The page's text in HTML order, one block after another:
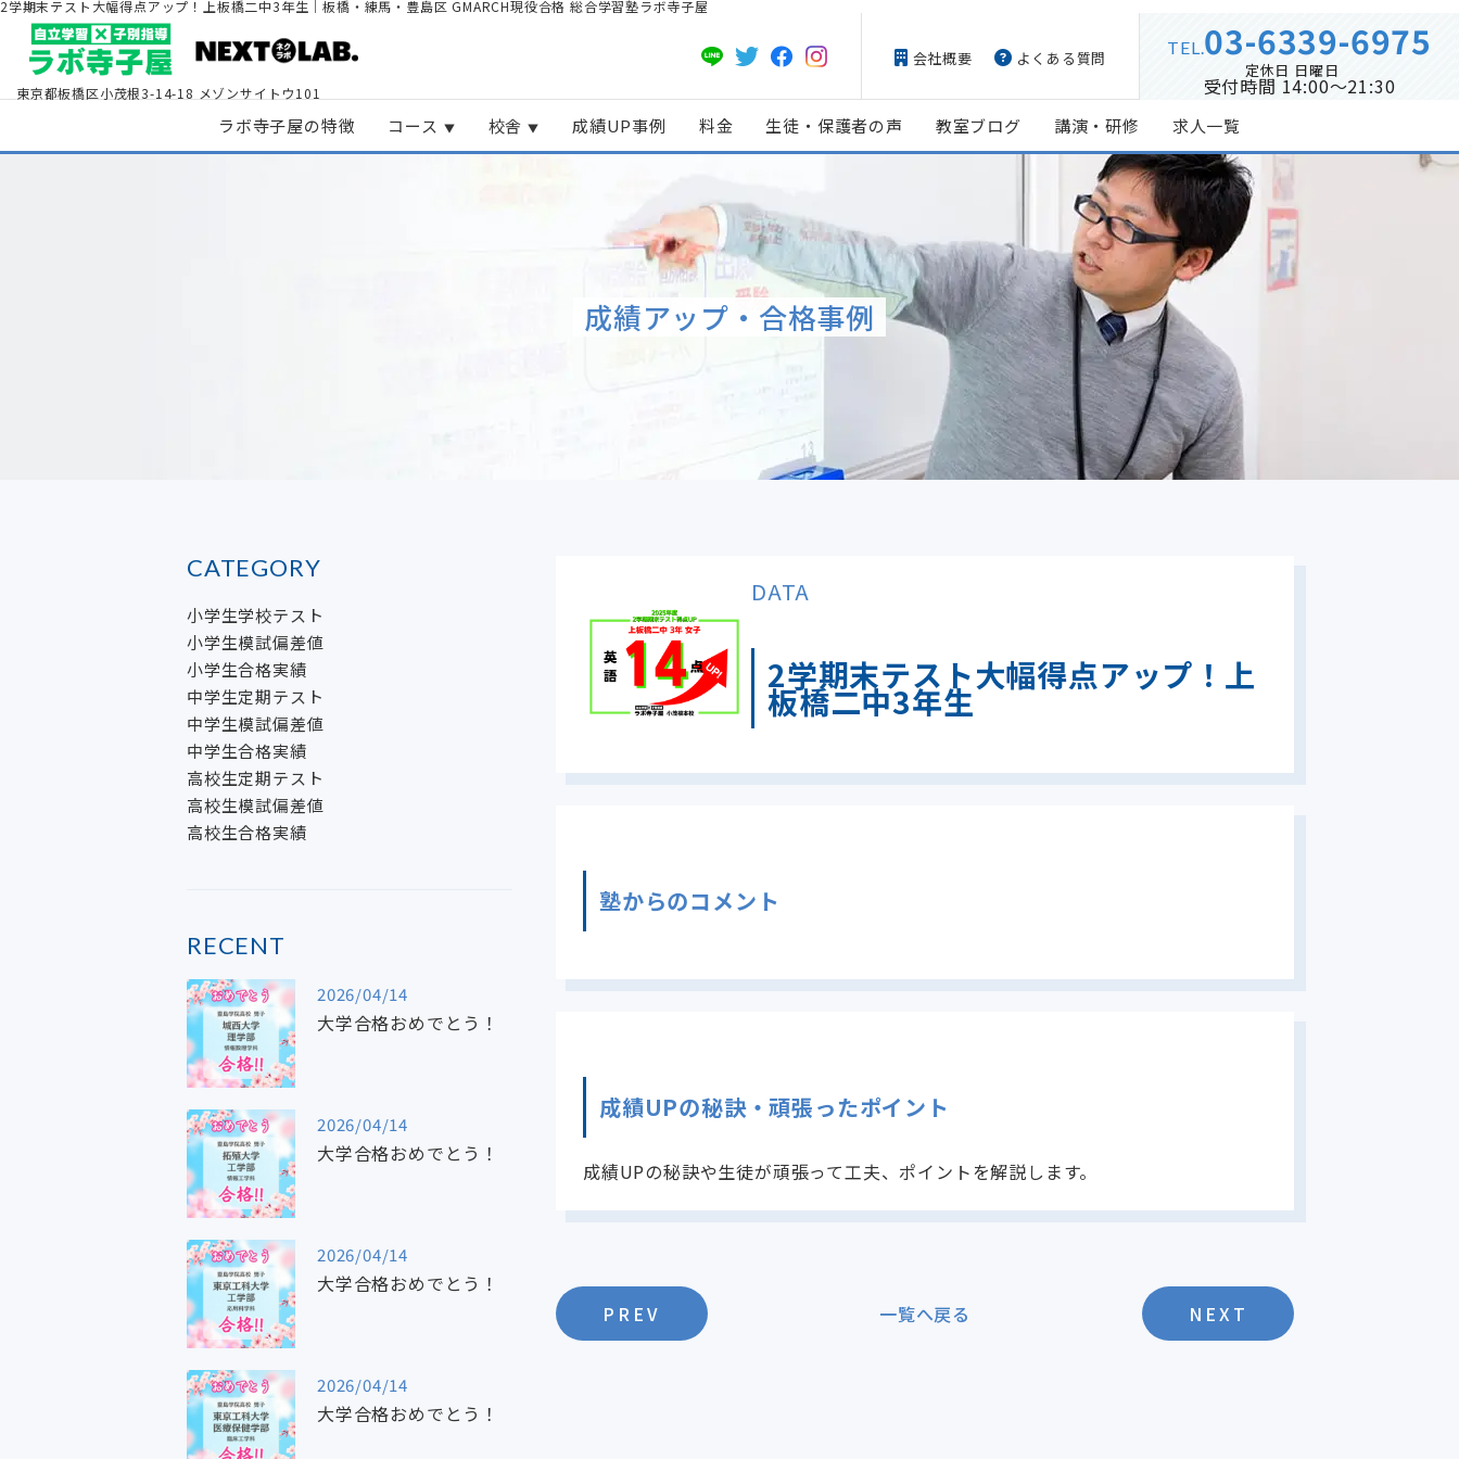
2学期末テスト大幅得点アップ！上板橋二中3年生｜板橋・練馬・豊島区 GMARCH現役合格 総合学習塾ラボ寺子屋
東京都板橋区小茂根3-14-18 メゾンサイトウ101
会社概要 よくある質問 TEL.03-6339-6975
定休日 日曜日
受付時間 14:00～21:30
ラボ寺子屋の特徴 コース 校舎 成績UP事例 料金 生徒・保護者の声 教室ブログ 講演・研修 求人一覧
成績アップ・合格事例
DATA
2学期末テスト大幅得点アップ！上
板橋二中3年生
塾からのコメント
成績UPの秘訣・頑張ったポイント
成績UPの秘訣や生徒が頑張って工夫、ポイントを解説します。
PREV 一覧へ戻る NEXT
CATEGORY
小学生学校テスト
小学生模試偏差値
小学生合格実績
中学生定期テスト
中学生模試偏差値
中学生合格実績
高校生定期テスト
高校生模試偏差値
高校生合格実績
RECENT
2026/04/14
大学合格おめでとう！
2026/04/14
大学合格おめでとう！
2026/04/14
大学合格おめでとう！
2026/04/14
大学合格おめでとう！